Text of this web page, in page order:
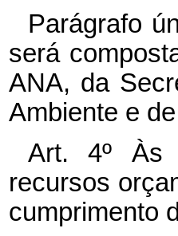
Parágrafo
será
ANA, da
Ambiente e
Art. 4º Às
recursos
cumprimento